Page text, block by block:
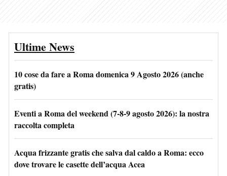
Ultime News
10 cose da fare a Roma domenica 9 Agosto 2026 (anche
gratis)
Eventi a Roma del weekend (7-8-9 agosto 2026): la nostra
raccolta completa
Acqua frizzante gratis che salva dal caldo a Roma: ecco
dove trovare le casette dell’acqua Acea